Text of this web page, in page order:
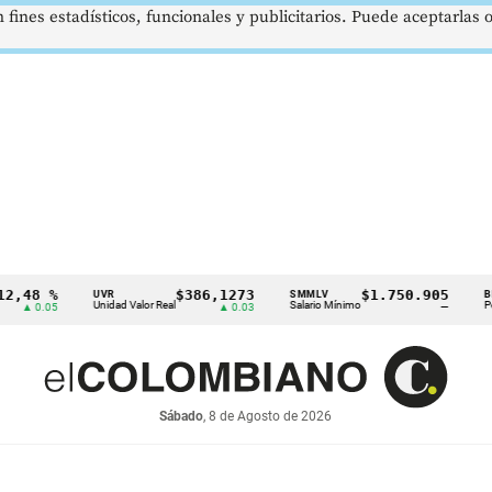
UVR
Unidad Valor Real
$386,1273
▲ 0.03
SMMLV
Salario Mínimo
$1.750.905 BRENT
Petróleo
Sábado, 8 de Agosto de 2026
estadísticos, funcionales y publicitarios. Puede aceptarlas